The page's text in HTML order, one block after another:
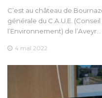
C’est au château de
générale du C.A.U.E.
l’Environnement) de l’Aveyr…
4 mai 2022